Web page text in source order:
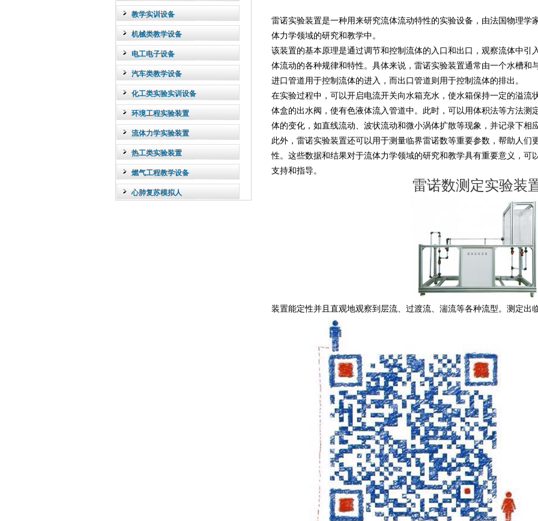
教学实训设备
机械类教学设备
电工电子设备
汽车类教学设备
化工类实验实训设备
环境工程实验装置
流体力学实验装置
热工类实验装置
燃气工程教学设备
心肺复苏模拟人
雷诺实验装置是一种用来研究流体流动特性的实验设备，由法国物理学
体力学领域的研究和教学中。
该装置的基本原理是通过调节和控制流体的入口和出口，观察流体中引
体流动的各种规律和特性。具体来说，雷诺实验装置通常由一个水槽和
进口管道用于控制流体的进入，而出口管道则用于控制流体的排出。
在实验过程中，可以开启电流开关向水箱充水，使水箱保持一定的溢流
体盒的出水阀，使有色液体流入管道中。此时，可以用体积法等方法测
体的变化，如直线流动、波状流动和微小涡体扩散等现象，并记录下相
此外，雷诺实验装置还可以用于测量临界雷诺数等重要参数，帮助人们
性。这些数据和结果对于流体力学领域的研究和教学具有重要意义，可
支持和指导。
雷诺数测定实验装
装置能定性并且直观地观察到层流、过渡流、湍流等各种流型。测定出